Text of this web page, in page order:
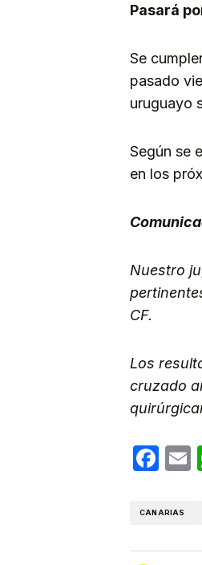
Pasará
Se
pasado
uruguayo
Según se
en los
Nuestro
CF.
Los
cruzado
CANARIAS